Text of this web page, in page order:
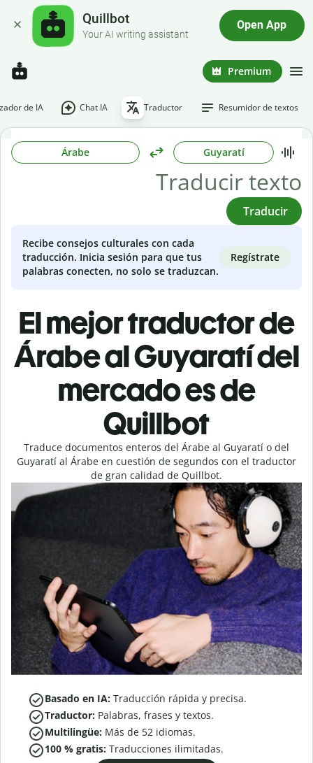
Quillbot
Your AI writing assistant
Open App
Premium
de IA Chat IA Traductor Resumidor de textos
Árabe Guyaratí
Traducir
Recibe consejos culturales con cada
traducción. Inicia sesión para que tus
palabras conecten, no solo se traduzcan.
Regístrate
El mejor traductor de
Árabe al Guyaratí del
mercado es de
Quillbot
Traduce documentos enteros del Árabe al Guyaratí o del
Guyaratí al Árabe en cuestión de segundos con el traductor
de gran calidad de Quillbot.
Basado en IA: Traducción rápida y precisa.
Traductor: Palabras, frases y textos.
Multilingüe: Más de 52 idiomas.
100 % gratis: Traducciones ilimitadas.